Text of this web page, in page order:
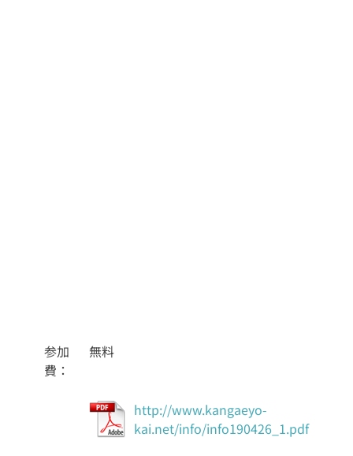
参加
費：
無料
http://www.kangaeyo-
kai.net/info/info190426_1.pdf